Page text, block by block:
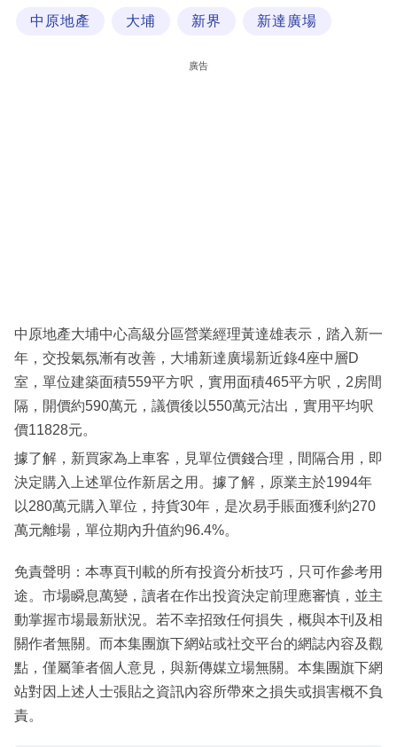
區
中原地產 大埔 新界 新達廣場
廣告
中原地產大埔中心高級分區營業經理黃達雄表示，踏入新一
年，交投氣氛漸有改善，大埔新達廣場新近錄4座中層D
室，單位建築面積559平方呎，實用面積465平方呎，2房間
隔，開價約590萬元，議價後以550萬元沽出，實用平均呎
價11828元。
據了解，新買家為上車客，見單位價錢合理，間隔合用，即
決定購入上述單位作新居之用。據了解，原業主於1994年
以280萬元購入單位，持貨30年，是次易手賬面獲利約270
萬元離場，單位期內升值約96.4%。
免責聲明：本專頁刊載的所有投資分析技巧，只可作參考用
途。市場瞬息萬變，讀者在作出投資決定前理應審慎，並主
動掌握市場最新狀況。若不幸招致任何損失，概與本刊及相
關作者無關。而本集團旗下網站或社交平台的網誌內容及觀
點，僅屬筆者個人意見，與新傳媒立場無關。本集團旗下網
站對因上述人士張貼之資訊內容所帶來之損失或損害概不負
責。